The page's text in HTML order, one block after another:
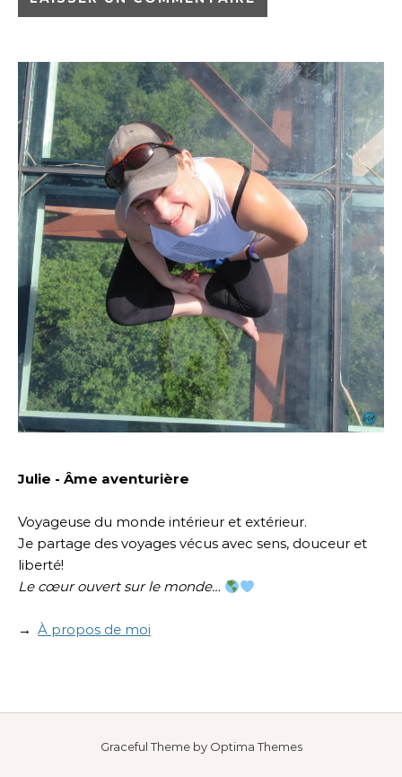
Julie - Âme aventurière
Voyageuse du monde intérieur et extérieur.
Je partage des voyages vécus avec sens, douceur et
liberté!
Le cœur ouvert sur le monde…
→ À propos de moi
Graceful Theme by Optima Themes